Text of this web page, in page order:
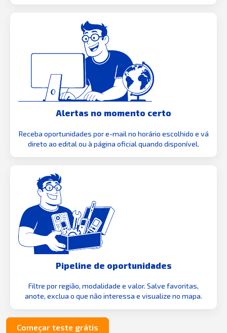
Alertas no momento certo
Receba oportunidades por e-mail no horário escolhido e vá
direto ao edital ou à página oficial quando disponível.
Pipeline de oportunidades
Filtre por região, modalidade e valor. Salve favoritas,
anote, exclua o que não interessa e visualize no mapa.
Começar teste grátis